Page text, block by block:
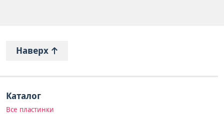
Наверх
Каталог
Все пластинки